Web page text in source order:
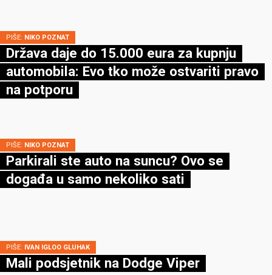
PIŠE: NIKO POZNAT
Država daje do 15.000 eura za kupnju
automobila: Evo tko može ostvariti pravo
na potporu
PIŠE: NIKO POZNAT
Parkirali ste auto na suncu? Ovo se
događa u samo nekoliko sati
PIŠE: IVAN IGLOO GLUHAK
Mali podsjetnik na Dodge Viper